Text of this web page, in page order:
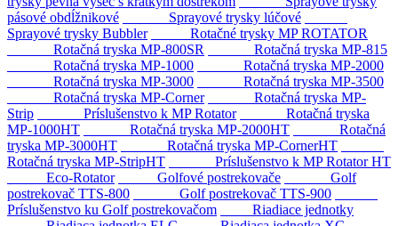
pásové obdĺžnikové
Sprayové trysky lúčové
Sprayové trysky Bubbler
Rotačné trysky MP ROTATOR
Rotačná tryska MP-800SR
Rotačná tryska MP-815
Rotačná tryska MP-1000
Rotačná tryska MP-2000
Rotačná tryska MP-3000
Rotačná tryska MP-3500
Rotačná tryska MP-Corner
Rotačná tryska MP-
Strip
Príslušenstvo k MP Rotator
Rotačná tryska
MP-1000HT
Rotačná tryska MP-2000HT
Rotačná
tryska MP-3000HT
Rotačná tryska MP-CornerHT
Rotačná tryska MP-StripHT
Príslušenstvo k MP Rotator HT
Eco-Rotator
Golfové postrekovače
Golf
postrekovač TTS-800
Golf postrekovač TTS-900
Príslušenstvo ku Golf postrekovačom
Riadiace jednotky